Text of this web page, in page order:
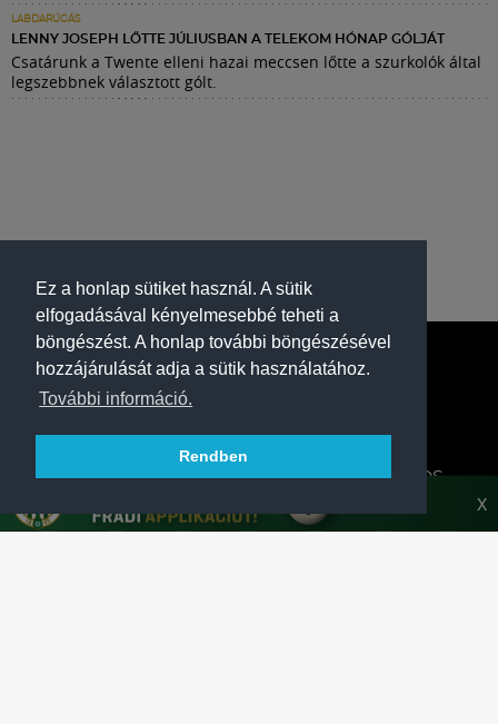
Ez a honlap sütiket használ. A sütik
elfogadásával kényelmesebbé teheti a
böngészést. A honlap további böngészésével
hozzájárulását adja a sütik használatához.
További információ.
Rendben
LABDARÚGÁS
LENNY JOSEPH LŐTTE JÚLIUSBAN A TELEKOM HÓNAP GÓLJÁT
Csatárunk a Twente elleni hazai meccsen lőtte a szurkolók által
legszebbnek választott gólt.
A FERENCVÁROSI TORNA CLUB HIVATALOS
X